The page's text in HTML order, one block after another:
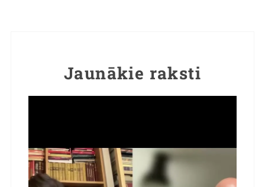
Jaunākie raksti